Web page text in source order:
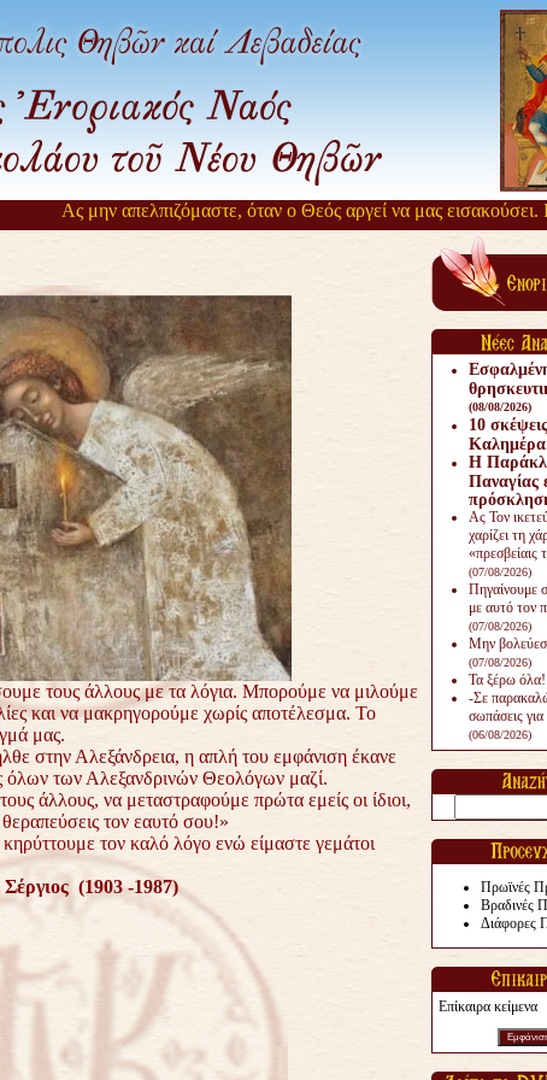
Ας μην απελπιζόμαστε, όταν ο Θεός αργεί να μας εισακούσει.
τους άλλους με τα λόγια. Μπορούμε να μιλούμε
και να μακρηγορούμε χωρίς αποτέλεσμα. Το
μας.
στην Αλεξάνδρεια, η απλή του εμφάνιση έκανε
όλων των Αλεξανδρινών Θεολόγων μαζί.
άλλους, να μεταστραφούμε πρώτα εμείς οι ίδιοι,
τον εαυτό σου!»
τον καλό λόγο ενώ είμαστε γεμάτοι
Σέργιος (1903 -1987)
(08/08/2026)
10
Η
Παναγίας
Ας Τον
χαρίζει τη
«πρεσβείαις
(07/08/2026)
Πηγαίνουμε
με αυτό τον
(07/08/2026)
Μην
(07/08/2026)
Τα ξέρω
-Σε
σωπάσεις για
(06/08/2026)
Πρωϊνές
Βραδινές
Διάφορες
Επίκαιρα κείμενα